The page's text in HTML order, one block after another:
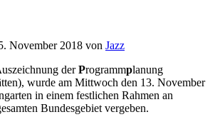
November 2018 von Jazz
uszeichnung derProgrammplanung
wurde am Mittwoch den 13. November
in einem festlichen Rahmen an
Bundesgebiet vergeben.